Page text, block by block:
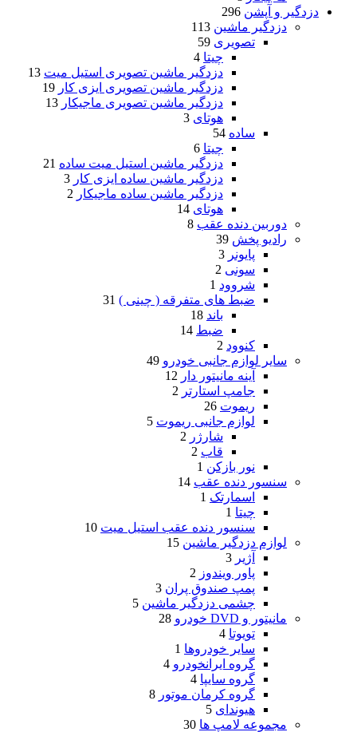
دزدگیر و آپشن 296
دزدگیر ماشین 113
تصویری 59
چیتا 4
دزدگیر ماشین تصویری استیل میت 13
دزدگیر ماشین تصویری ایزی کار 19
دزدگیر ماشین تصویری ماجیکار 13
هوتای 3
ساده 54
چیتا 6
دزدگیر ماشین استیل میت ساده 21
دزدگیر ماشین ساده ایزی کار 3
دزدگیر ماشین ساده ماجیکار 2
هوتای 14
دوربین دنده عقب 8
رادیو پخش 39
پایونر 3
سونی 2
شروود 1
ضبط های متفرقه ( چینی ) 31
باند 18
ضبط 14
کنوود 2
سایر لوازم جانبی خودرو 49
آینه مانیتور دار 12
جامپ استارتر 2
ریموت 26
لوازم جانبی ریموت 5
شارژر 2
قاب 2
نور بازکن 1
سنسور دنده عقب 14
اسمارتک 1
چیتا 1
سنسور دنده عقب استیل میت 10
لوازم دزدگیر ماشین 15
آژیر 3
پاور ویندوز 2
پمپ صندوق پران 3
چشمی دزدگیر ماشین 5
مانیتور و DVD خودرو
28
تویوتا 4
سایر خودروها 1
گروه ایرانخودرو 4
گروه سایپا 4
گروه کرمان موتور 8
هیوندای 5
مجموعه لامپ ها 30